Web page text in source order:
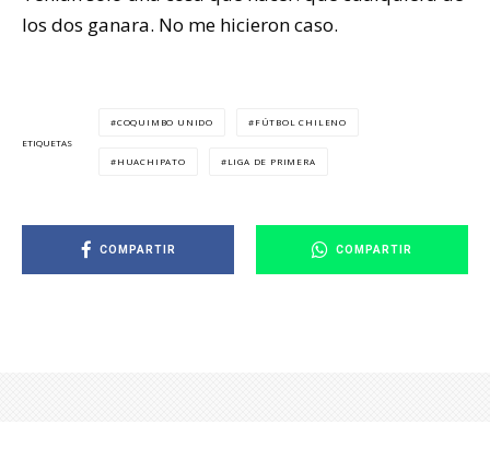
los dos ganara. No me hicieron caso.
ETIQUETAS
COQUIMBO UNIDO FÚTBOL CHILENO
HUACHIPATO LIGA DE PRIMERA
COMPARTIR COMPARTIR